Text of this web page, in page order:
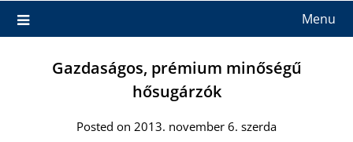
Menu
Gazdaságos, prémium minőségű
hősugárzók
Posted on 2013. november 6. szerda